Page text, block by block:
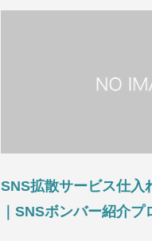
SNS拡散サービス仕入
｜SNSボンバー紹介